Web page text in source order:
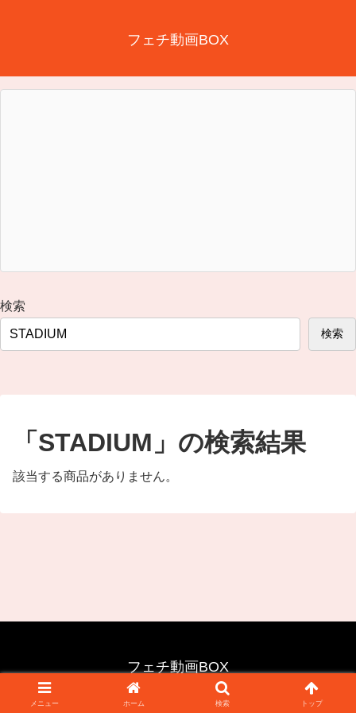
フェチ動画BOX
検索
検索
「STADIUM」の検索結果
該当する商品がありません。
フェチ動画BOX
© 2025 フェチ動画BOX.
メニュー ホーム 検索 トップ